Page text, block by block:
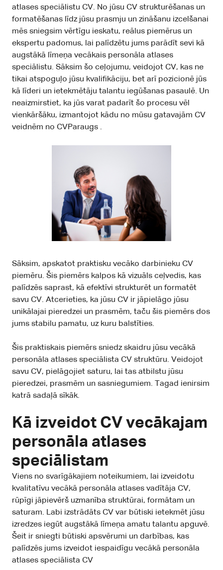
atlases speciālistu CV. No jūsu CV strukturēšanas un
formatēšanas līdz jūsu prasmju un zināšanu izcelšanai
mēs sniegsim vērtīgu ieskatu, reālus piemērus un
ekspertu padomus, lai palīdzētu jums parādīt sevi kā
augstākā līmeņa vecākais personāla atlases
speciālistu. Sāksim šo ceļojumu, veidojot CV, kas ne
tikai atspoguļo jūsu kvalifikāciju, bet arī pozicionē jūs
kā līderi un ietekmētāju talantu iegūšanas pasaulē. Un
neaizmirstiet, ka jūs varat padarīt šo procesu vēl
vienkāršāku, izmantojot kādu no mūsu gatavajām CV
veidnēm no CVParaugs .
Sāksim, apskatot praktisku vecāko darbinieku CV
piemēru. Šis piemērs kalpos kā vizuāls ceļvedis, kas
palīdzēs saprast, kā efektīvi strukturēt un formatēt
savu CV. Atcerieties, ka jūsu CV ir jāpielāgo jūsu
unikālajai pieredzei un prasmēm, taču šis piemērs dos
jums stabilu pamatu, uz kuru balstīties.
Šis praktiskais piemērs sniedz skaidru jūsu vecākā
personāla atlases speciālista CV struktūru. Veidojot
savu CV, pielāgojiet saturu, lai tas atbilstu jūsu
pieredzei, prasmēm un sasniegumiem. Tagad ienirsim
katrā sadaļā sīkāk.
Kā izveidot CV vecākajam
personāla atlases
speciālistam
Viens no svarīgākajiem noteikumiem, lai izveidotu
kvalitatīvu vecākā personāla atlases vadītāja CV,
rūpīgi jāpievērš uzmanība struktūrai, formātam un
saturam. Labi izstrādāts CV var būtiski ietekmēt jūsu
izredzes iegūt augstākā līmeņa amatu talantu apguvē.
Šeit ir sniegti būtiski apsvērumi un darbības, kas
palīdzēs jums izveidot iespaidīgu vecākā personāla
atlases speciālista CV